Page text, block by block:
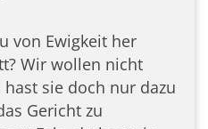
von Ewigkeit her
Wir wollen nicht
sie doch nur dazu
Gericht zu